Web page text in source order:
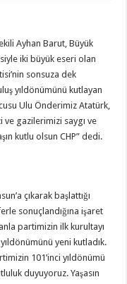
Ayhan Barut, Büyük
iki büyük eseri olan
sonsuza dek
yıldönümünü kutlayan
Ulu Önderimiz Atatürk,
ve gazilerimizi saygı ve
kutlu olsun CHP” dedi.
çıkarak başlattığı
sonuçlandığına işaret
partimizin ilk kurultayı
yeni kutladık.
101’inci yıldönümü
duyuyoruz. Yaşasın